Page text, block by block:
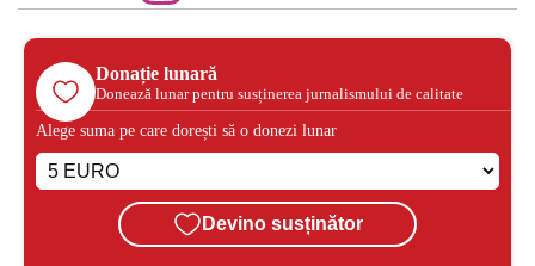
Donație lunară
Donează lunar pentru susținerea jurnalismului de calitate
Alege suma pe care dorești să o donezi lunar
Devino susținător